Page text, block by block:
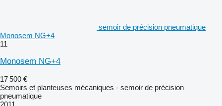
semoir de précision pneumatique
Monosem NG+4
11
Monosem NG+4
17 500 €
Semoirs et planteuses mécaniques - semoir de précision
pneumatique
2011